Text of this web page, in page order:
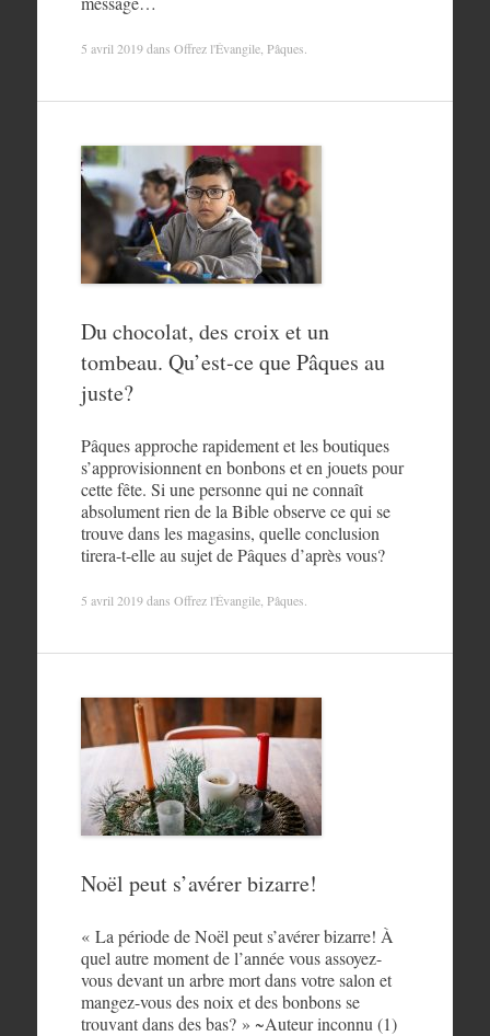
5 avril 2019dans Offrez l'Évangile, Pâques
Du chocolat, des croix et un
tombeau. Qu’est-ce que Pâques au
juste?
Pâques approche rapidement et les boutiques
s’approvisionnent en bonbons et en jouets pour
cette fête. Si une personne qui ne connaît
absolument rien de la Bible observe ce qui se
trouve dans les magasins, quelle conclusion
tirera-t-elle au sujet de Pâques d’après vous?
5 avril 2019dans Offrez l'Évangile, Pâques
Noël peut s’avérer bizarre!
« La période de Noël peut s’avérer bizarre! À
quel autre moment de l’année vous assoyez-
vous devant un arbre mort dans votre salon et
mangez-vous des noix et des bonbons se
trouvant dans des bas? » ~Auteur inconnu (1)